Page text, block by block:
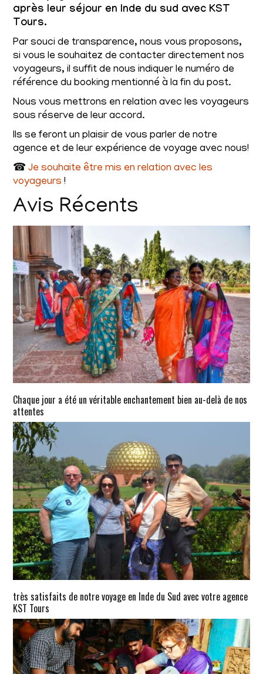
après leur séjour en Inde du sud avec KST
Tours.
Par souci de transparence, nous vous proposons,
si vous le souhaitez de contacter directement nos
voyageurs, il suffit de nous indiquer le numéro de
référence du booking mentionné à la fin du post.
Nous vous mettrons en relation avec les voyageurs
sous réserve de leur accord.
Ils se feront un plaisir de vous parler de notre
agence et de leur expérience de voyage avec nous!
☎Je souhaite être mis en relation avec les
voyageurs !
Avis Récents
Chaque jour a été un véritable enchantement bien au-delà de nos
attentes
très satisfaits de notre voyage en Inde du Sud avec votre agence
KST Tours